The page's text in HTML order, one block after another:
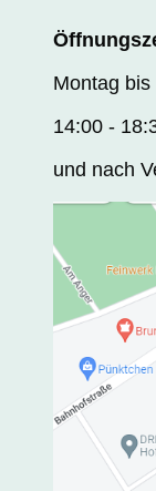
Montag bis
14:00 -
und nach